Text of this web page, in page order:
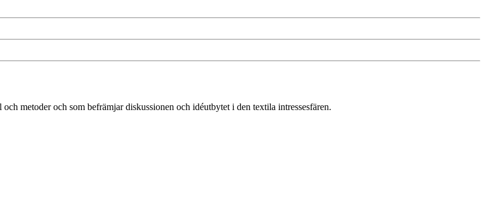
metoder och som befrämjar diskussionen och idéutbytet i den textila intressesfären.